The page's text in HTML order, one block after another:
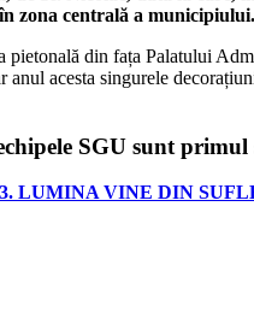
zona centrală a municipiului.
din fața Palatului
acesta singurele
SGU sunt
LUMINA VINE DIN